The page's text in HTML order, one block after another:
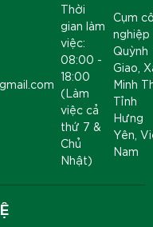
Thời
gian làm
việc:
08:00 -
18:00
(Làm
việc cả
thứ 7 &
Chủ
Nhật)
Cụm
nghiệp
Quỳnh
Giao,
Minh
Tỉnh
Hưng
Yên,
Nam